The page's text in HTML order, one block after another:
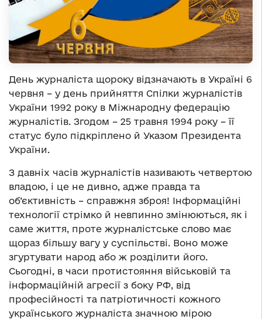
День журналіста щороку відзначають в Україні 6
червня – у день прийняття Спілки журналістів
України 1992 року в Міжнародну федерацію
журналістів. Згодом – 25 травня 1994 року – її
статус було підкріплено й Указом Президента
України.
З давніх часів журналістів називають четвертою
владою, і це не дивно, адже правда та
об’єктивність – справжня зброя! Інформаційні
технології стрімко й невпинно змінюються, як і
саме життя, проте журналістське слово має
щораз більшу вагу у суспільстві. Воно може
згуртувати народ або ж розділити його.
Сьогодні, в часи протистояння військовій та
інформаційній агресії з боку РФ, від
професійності та патріотичності кожного
українського журналіста значною мірою